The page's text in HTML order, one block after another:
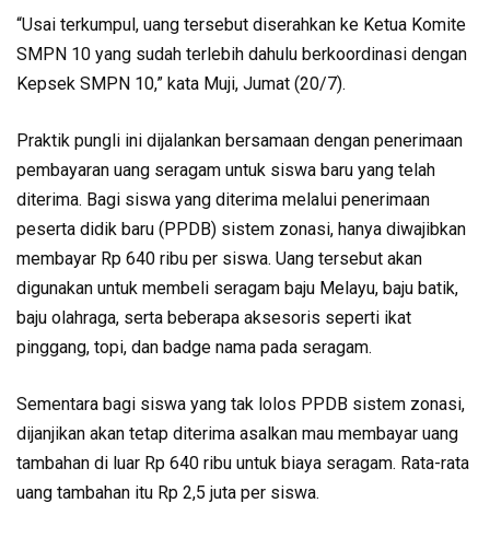
“Usai terkumpul, uang tersebut diserahkan ke Ketua Komite
SMPN 10 yang sudah terlebih dahulu berkoordinasi dengan
Kepsek SMPN 10,” kata Muji, Jumat (20/7).
Praktik pungli ini dijalankan bersamaan dengan penerimaan
pembayaran uang seragam untuk siswa baru yang telah
diterima. Bagi siswa yang diterima melalui penerimaan
peserta didik baru (PPDB) sistem zonasi, hanya diwajibkan
membayar Rp 640 ribu per siswa. Uang tersebut akan
digunakan untuk membeli seragam baju Melayu, baju batik,
baju olahraga, serta beberapa aksesoris seperti ikat
pinggang, topi, dan badge nama pada seragam.
Sementara bagi siswa yang tak lolos PPDB sistem zonasi,
dijanjikan akan tetap diterima asalkan mau membayar uang
tambahan di luar Rp 640 ribu untuk biaya seragam. Rata-rata
uang tambahan itu Rp 2,5 juta per siswa.